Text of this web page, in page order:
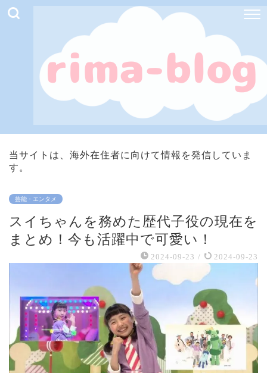
当サイトは、海外在住者に向けて情報を発信していま
す。
芸能・エンタメ
スイちゃんを務めた歴代子役の現在を
まとめ！今も活躍中で可愛い！
2024-09-23 / 2024-09-23